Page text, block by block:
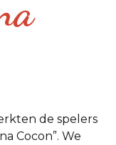
de spelers
Cocon”. We